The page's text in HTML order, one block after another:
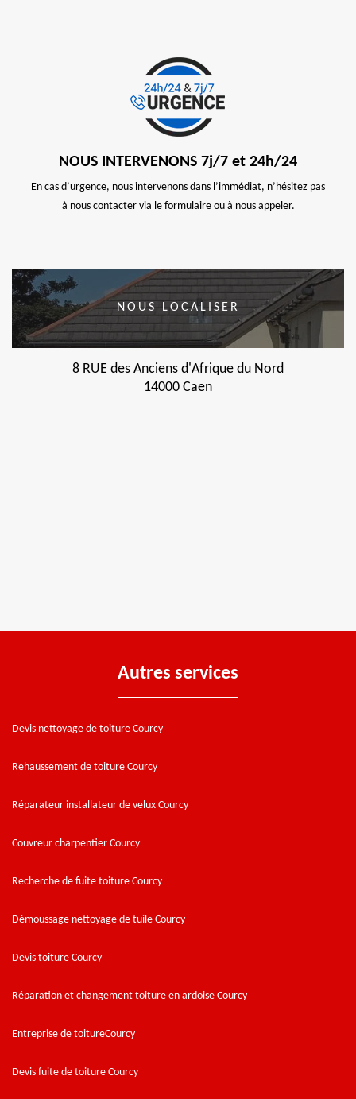
NOUS INTERVENONS 7j/7 et 24h/24
En cas d’urgence, nous intervenons dans l’immédiat, n’hésitez pas
à nous contacter via le formulaire ou à nous appeler.
NOUS LOCALISER
8 RUE des Anciens d'Afrique du Nord
14000 Caen
Autres services
Devis nettoyage de toiture Courcy
Rehaussement de toiture Courcy
Réparateur installateur de velux Courcy
Couvreur charpentier Courcy
Recherche de fuite toiture Courcy
Démoussage nettoyage de tuile Courcy
Devis toiture Courcy
Réparation et changement toiture en ardoise Courcy
Entreprise de toitureCourcy
Devis fuite de toiture Courcy